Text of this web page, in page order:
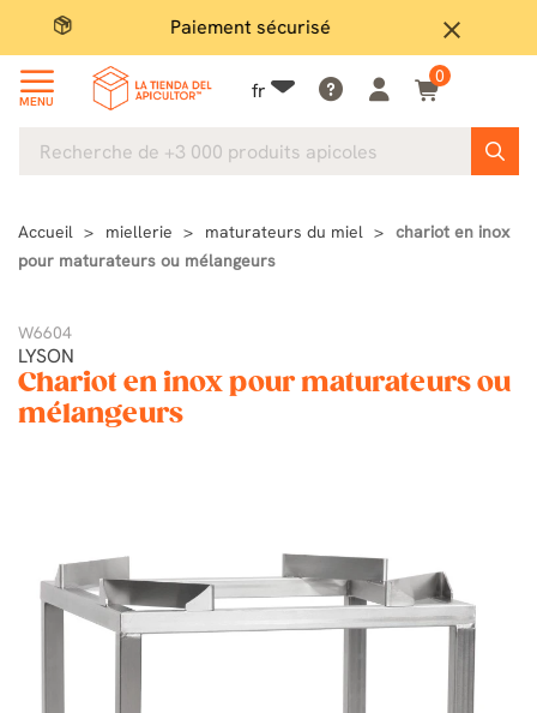
close
Paiement sécurisé
MENU fr
0
Accueil miellerie maturateurs du miel
chariot en inox
pour maturateurs ou mélangeurs
W6604
LYSON
Chariot en inox pour maturateurs ou
mélangeurs